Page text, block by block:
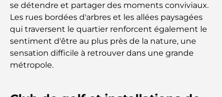
Le pays le plus cher du monde : un classement
mondial des coûts
Les meilleurs restaurants de steak à Dubaï : un
guide pour les amateurs de viande
se détendre et partager des moments conviviaux.
Les rues bordées d'arbres et les allées paysagées
qui traversent le quartier renforcent également le
sentiment d'être au plus près de la nature, une
sensation difficile à retrouver dans une grande
métropole.